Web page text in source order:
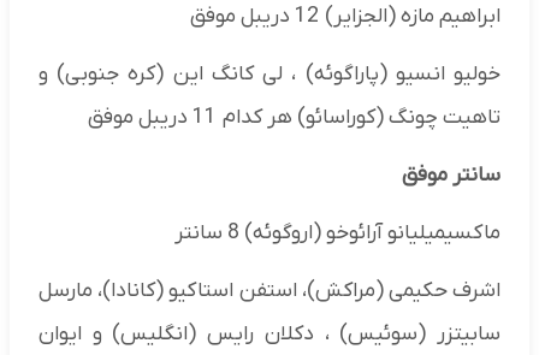
ابراهیم مازه (الجزایر) 12 دریبل موفق
خولیو انسیو (پاراگوئه) ، لی کانگ این (کره جنوبی) و
تاهیت چونگ (کوراسائو) هر کدام 11 دریبل موفق
سانتر موفق
ماکسیمیلیانو آرائوخو (اروگوئه) 8 سانتر
اشرف حکیمی (مراکش)، استفن استاکیو (کانادا)، مارسل
سابیتزر (سوئیس) ، دکلان رایس (انگلیس) و ایوان